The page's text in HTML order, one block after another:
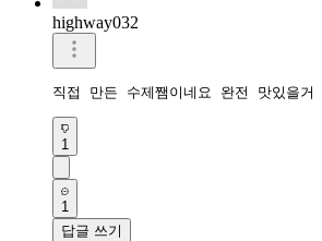
highway032
직접 만든 수제쨈이네요 완전 맛있을거
1
1
답글 쓰기